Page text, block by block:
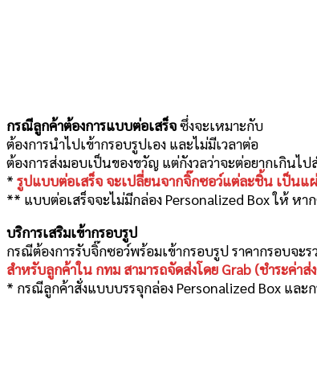
กรณีลูกค้าต้องการแบบต่อเสร็จซึ่งจะเหมาะกับ
ต้องการนำไปเข้ากรอบรูปเอง และไม่มีเวลาต่อ
ต้องการส่งมอบเป็นของขวัญ แต่กังวลว่าจะต่อยากเกินไ
* รูปแบบต่อเสร็จ จะเปลี่ยนจากจิ๊กซอว์แต่ละชิ้น เป็น
** แบบต่อเสร็จจะไม่มีกล่อง Personalized Box ให้ หา
บริการเสริมเข้ากรอบรูป
กรณีต้องการรับจิ๊กซอว์พร้อมเข้ากรอบรูป ราคากรอบจะ
สำหรับลูกค้าใน กทม สามารถจัดส่งโดย Grab (ชำระค่าส่
* กรณีลูกค้าสั่งแบบบรรจุกล่อง Personalized Box และ